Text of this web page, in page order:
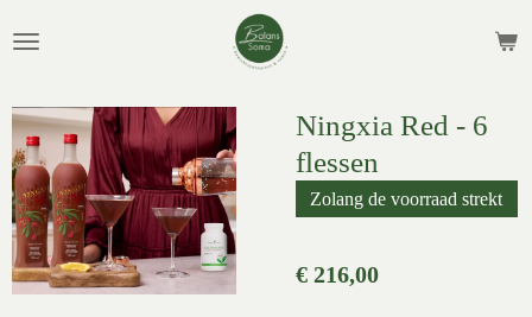
direct
de
hoofdinhoud
Ningxia Red - 6
flessen
Zolang de voorraad strekt
€ 216,00